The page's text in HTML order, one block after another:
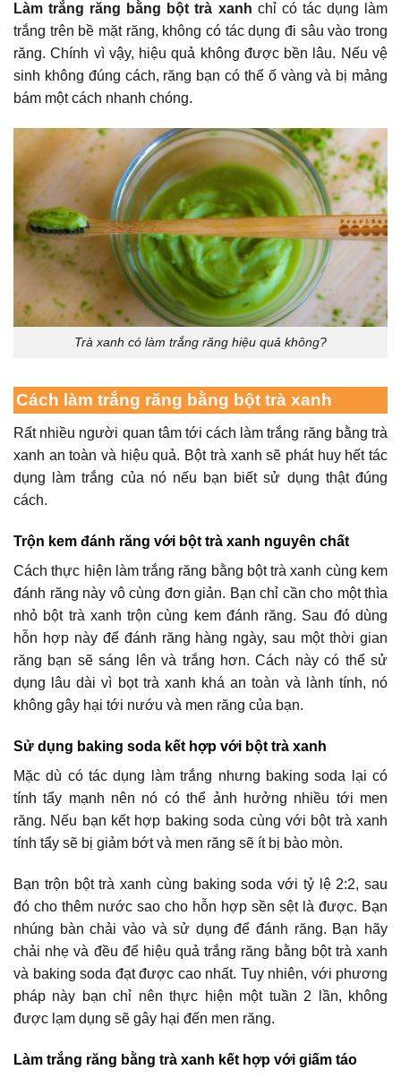
Làm trắng răng bằng bột trà xanh chỉ có tác dụng làm
trắng trên bề mặt răng, không có tác dụng đi sâu vào trong
răng. Chính vì vậy, hiệu quả không được bền lâu. Nếu vệ
sinh không đúng cách, răng bạn có thể ố vàng và bị mảng
bám một cách nhanh chóng.
Trà xanh có làm trắng răng hiệu quả không?
Cách làm trắng răng bằng bột trà xanh
Rất nhiều người quan tâm tớicách làm trắng răng bằng trà
xanh an toàn và hiệu quả. Bột trà xanh sẽ phát huy hết tác
dụng làm trắng của nó nếu bạn biết sử dụng thật đúng
cách.
Trộn kem đánh răng với bột trà xanh nguyên chất
Cách thực hiện làm trắng răng bằng bột trà xanh cùng kem
đánh răng này vô cùng đơn giản. Bạn chỉ cần cho một thìa
nhỏ bột trà xanh trộn cùng kem đánh răng. Sau đó dùng
hỗn hợp này để đánh răng hàng ngày, sau một thời gian
răng bạn sẽ sáng lên và trắng hơn. Cách này có thể sử
dụng lâu dài vì bọt trà xanh khá an toàn và lành tính, nó
không gây hại tới nướu và men răng của bạn.
Sử dụng baking soda kết hợp với bột trà xanh
Mặc dù có tác dụng làm trắng nhưng baking soda lại có
tính tẩy mạnh nên nó có thể ảnh hưởng nhiều tới men
răng. Nếu bạn kết hợp baking soda cùng với bột trà xanh
tính tẩy sẽ bị giảm bớt và men răng sẽ ít bị bào mòn.
Bạn trộn bột trà xanh cùng baking soda với tỷ lệ 2:2, sau
đó cho thêm nước sao cho hỗn hợp sền sệt là được. Bạn
nhúng bàn chải vào và sử dụng để đánh răng. Bạn hãy
chải nhẹ và đều để hiệu quảtrắng răng bằng bột trà xanh
và baking soda đạt được cao nhất. Tuy nhiên, với phương
pháp này bạn chỉ nên thực hiện một tuần 2 lần, không
được lạm dụng sẽ gây hại đến men răng.
Làm trắng răng bằng trà xanh kết hợp với giấm táo